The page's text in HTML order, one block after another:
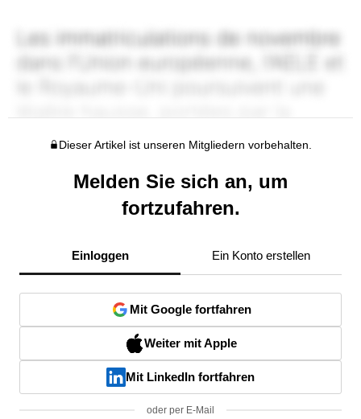
Dieser Artikel ist unseren Mitgliedern vorbehalten.
Melden Sie sich an, um
fortzufahren.
Einloggen Ein Konto erstellen
Mit Google fortfahren
Weiter mit Apple
Mit LinkedIn fortfahren
oder per E-Mail